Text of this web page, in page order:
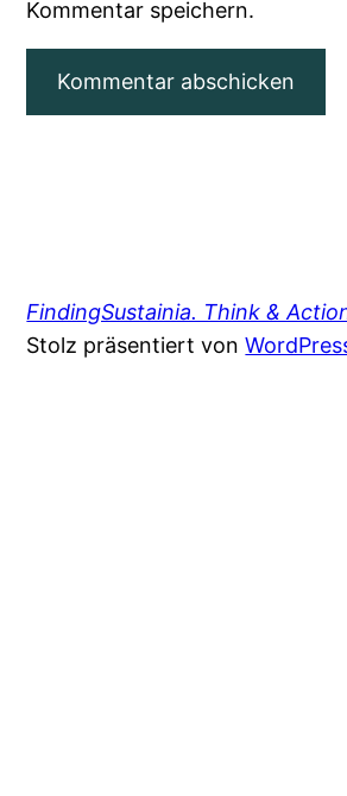
Kommentar speichern.
FindingSustainia. Think &
Stolz präsentiert von